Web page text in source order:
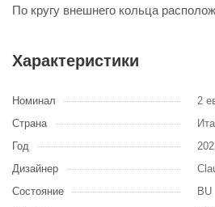
По кругу внешнего кольца
Характеристики
Номинал
2
Страна
Год
Дизайнер
Состояние
BU